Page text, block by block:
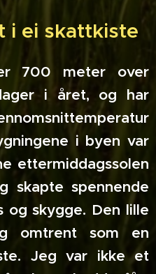
i ei skattkiste
700 meter over
i året, og har
i byen var
ettermiddagssolen
skapte spennende
og skygge. Den lille
omtrent som en
Jeg var ikke et